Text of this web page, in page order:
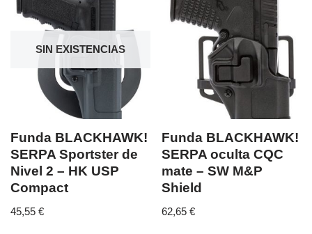
SIN EXISTENCIAS
Funda BLACKHAWK!
SERPA Sportster de
Nivel 2 – HK USP
Compact
45,55 €
Funda BLACKHAWK!
SERPA oculta CQC
mate – SW M&P
Shield
62,65€